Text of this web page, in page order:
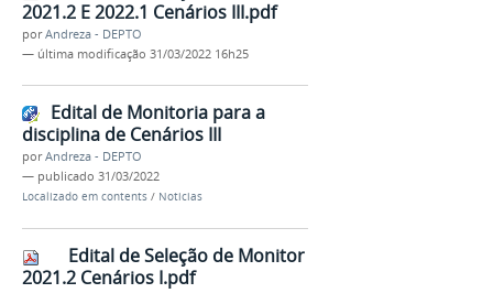
2021.2 E 2022.1 Cenários III.pdf
porAndreza - DEPTO
— última modificação 31/03/2022 16h25
Edital de Monitoria para a
disciplina de Cenários III
porAndreza - DEPTO
— publicado 31/03/2022
Localizado em contents / Noticias
Edital de Seleção de Monitor
2021.2 Cenários I.pdf